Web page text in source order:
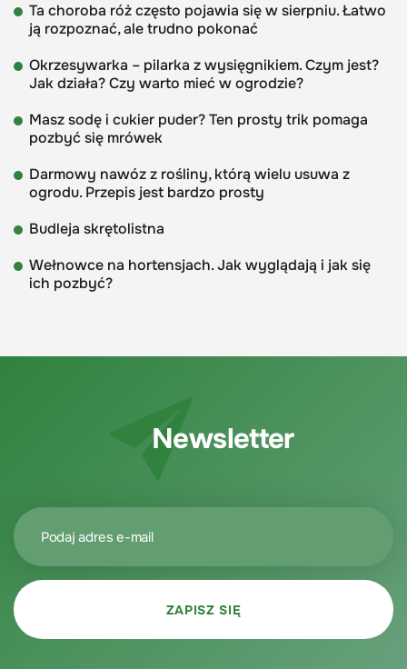
Ta choroba róż często pojawia się w sierpniu. Łatwo
ją rozpoznać, ale trudno pokonać
Okrzesywarka – pilarka z wysięgnikiem. Czym jest?
Jak działa? Czy warto mieć w ogrodzie?
Masz sodę i cukier puder? Ten prosty trik pomaga
pozbyć się mrówek
Darmowy nawóz z rośliny, którą wielu usuwa z
ogrodu. Przepis jest bardzo prosty
Budleja skrętolistna
Wełnowce na hortensjach. Jak wyglądają i jak się
ich pozbyć?
Newsletter